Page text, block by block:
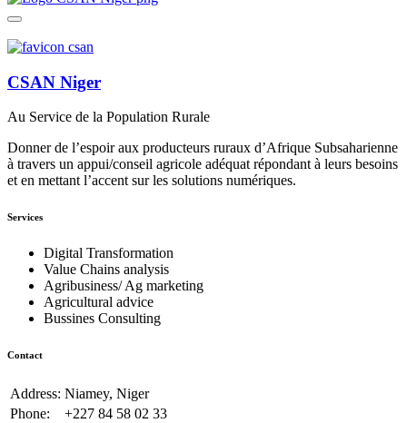
CSAN Niger
Au Service de la Population Rurale
Donner de l’espoir aux producteurs ruraux d’Afrique Subsaharienne
à travers un appui/conseil agricole adéquat répondant à leurs besoins
et en mettant l’accent sur les solutions numériques.
Services
Digital Transformation
Value Chains analysis
Agribusiness/ Ag marketing
Agricultural advice
Bussines Consulting
Contact
Address: Niamey, Niger
Phone:
+227 84 58 02 33